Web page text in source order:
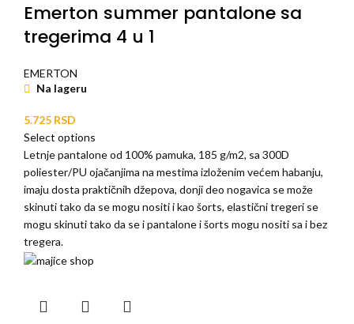
Emerton summer pantalone sa
tregerima 4 u 1
EMERTON
Na lageru
5.725 RSD
Select options
Letnje pantalone od 100% pamuka, 185 g/m2, sa 300D
poliester/PU ojačanjima na mestima izloženim većem habanju,
imaju dosta praktičnih džepova, donji deo nogavica se može
skinuti tako da se mogu nositi i kao šorts, elastični tregeri se
mogu skinuti tako da se i pantalone i šorts mogu nositi sa i bez
tregera.